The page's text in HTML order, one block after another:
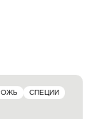
СПЕЦИИ